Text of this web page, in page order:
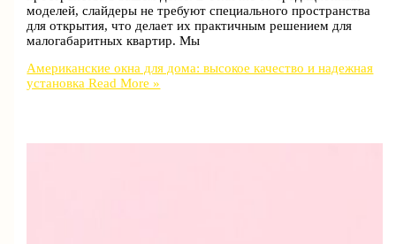
моделей, слайдеры не требуют специального пространства
для открытия, что делает их практичным решением для
малогабаритных квартир. Мы
Американские окна для дома: высокое качество и надежная
установка Read More »